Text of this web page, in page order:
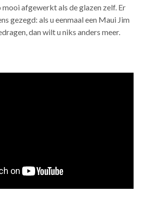
afgewerkt als de glazen zelf. Er
gezegd: als u eenmaal een Maui Jim
dan wilt u niks anders meer.